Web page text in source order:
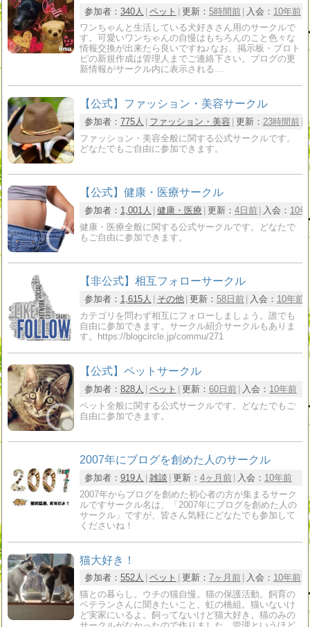
参加者： 340人 ペット 更新： 5時間前 入会： 10年前
ワンちゃんと生活している犬好きさん用のサークルで
す。可愛いワンちゃんの自慢はもちろんのこと色々な
情報交換が出来たら良いですね♪なお、掲示板・ブロト
ピの新規作成は管理人までご連絡下さい。ブログの更
新情報がサークル内に表示される…
【公式】ファッション・美容サークル
参加者： 775人 ファッション・美容 更新： 23時間前
ファッション・美容全般に関する公式サークルです。
どなたでもご自由に参加できます。
【公式】健康・医療サークル
参加者： 1,001人 健康・医療 更新： 4日前 入会： 10
健康・医療全般に関する公式サークルです。どなたで
もご自由に参加できます。
【非公式】相互フォローサークル
参加者： 1,615人 その他 更新： 58日前 入会： 10年前
カテゴリを問わず相互にフォローしましょう。誰でも
自由に参加できます。サークル紹介サークルもありま
す。https://blogcircle.jp/commu/271
【公式】ペットサークル
参加者： 828人 ペット 更新： 60日前 入会： 10年前
ペット全般に関する公式サークルです。どなたでもご
自由に参加できます。
2007年にブログを創めた人のサークル
参加者： 919人 雑談 更新： 4ヶ月前 入会： 10年前
2007年からブログを創めた初心者の方が集まるサーク
ルですサークル名は、「2007年にブログを創めた人の
サークル」ですが、皆さん気軽にどなたでも参加して
くださいね！
猫大好き！
参加者： 552人 ペット 更新： 7ヶ月前 入会： 10年前
猫との暮らし。ウチの猫自慢。猫の保護活動。飼育の
ベテランさんに聞きたいこと。虹の橋組。猫いないけ
ど実家にいるよ。飼ってないけど猫大好き。猫のみの